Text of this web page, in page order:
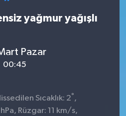
yağmur yağışlı
Pazar
00:45
Sıcaklık: 2° ,
Rüzgar: 11 km/s,